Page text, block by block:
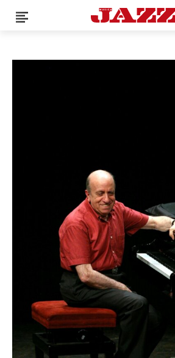
QUESTO È UN CONTENUTO PREMIUM!
SE SEI GIÀ ABBONATO ACCEDI CON
PASSWORD!